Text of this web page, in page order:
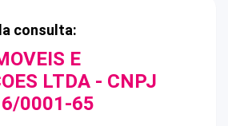
consulta:
E
LTDA - CNPJ
0001-65